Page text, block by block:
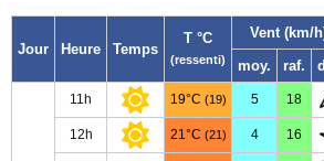
Jour Heure Temps
T °C
(ressenti)
Vent (km/
moy. raf.
11h 19°C (19) 5 18
12h 21°C (21) 4 16